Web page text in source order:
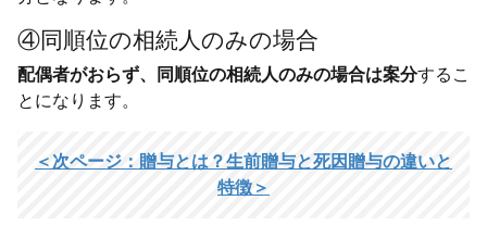
④同順位の相続人のみの場合
配偶者がおらず、同順位の相続人のみの場合は案分するこ
とになります。
＜次ページ：贈与とは？生前贈与と死因贈与の違いと
特徴＞